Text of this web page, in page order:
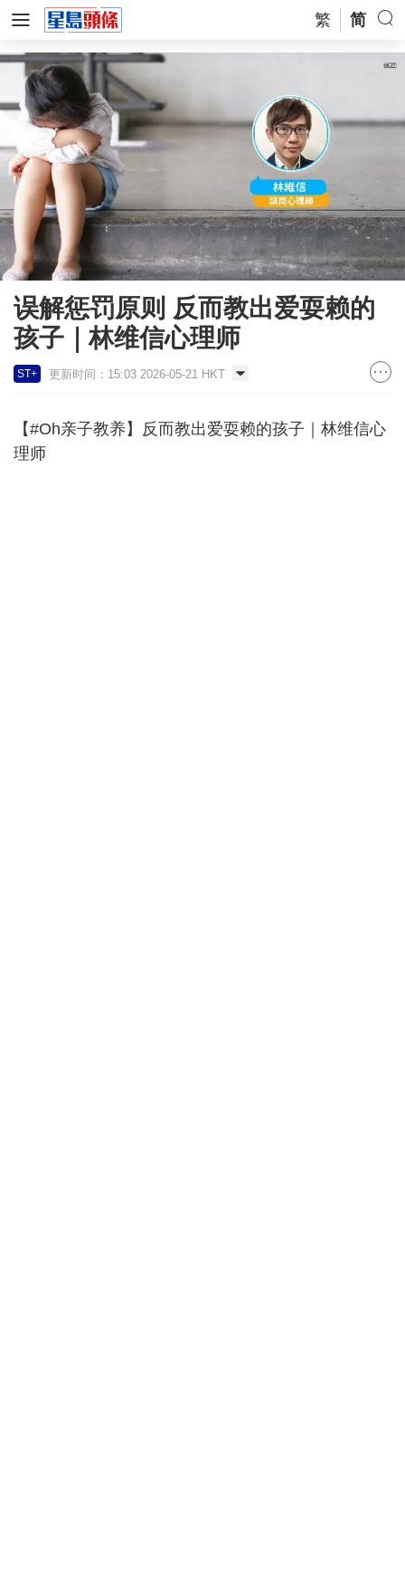
繁 简
误解惩罚原则 反而教出爱耍赖的
孩子｜林维信心理师
ST+ 更新时间：15:03 2026-05-21 HKT
【#Oh亲子教养】反而教出爱耍赖的孩子｜林维信心
理师